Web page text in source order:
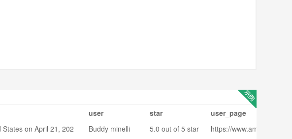
user star
user_page
on April 21, 202
Buddy minelli
5.0 out of 5 star
https://